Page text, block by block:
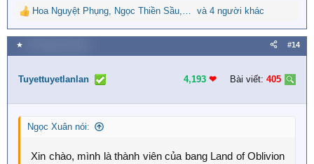
R
e
a
c
i
n
s
Hoa Nguyệt Phụng, Ngọc Thiền Sầu, Thùy Minh
và 4 người khác
★ #14
Tuyettuyetlanlan 4,193 ❤︎ Bài viết: 405
Ngọc Xuân nói:
Xin chào, mình là thành viên của bang Land of Oblivion